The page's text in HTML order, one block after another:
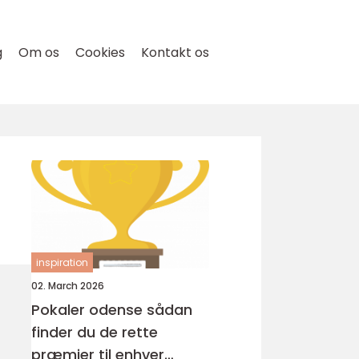
Om os Cookies Kontakt os
inspiration
02. March 2026
Pokaler odense sådan
finder du de rette
præmier til enhver